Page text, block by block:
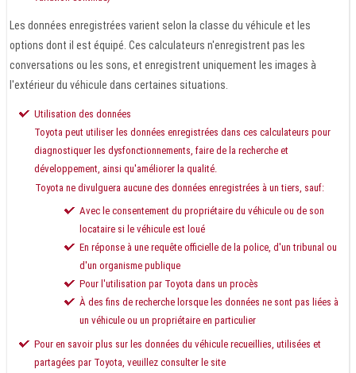
Les données enregistrées varient selon la classe du véhicule et les
options dont il est équipé. Ces calculateurs n'enregistrent pas les
conversations ou les sons, et enregistrent uniquement les images à
l'extérieur du véhicule dans certaines situations.
Utilisation des données
Toyota peut utiliser les données enregistrées dans ces calculateurs pour
diagnostiquer les dysfonctionnements, faire de la recherche et
développement, ainsi qu'améliorer la qualité.
Toyota ne divulguera aucune des données enregistrées à un tiers, sauf:
Avec le consentement du propriétaire du véhicule ou de son
locataire si le véhicule est loué
En réponse à une requête officielle de la police, d'un tribunal ou
d'un organisme publique
Pour l'utilisation par Toyota dans un procès
À des fins de recherche lorsque les données ne sont pas liées à
un véhicule ou un propriétaire en particulier
Pour en savoir plus sur les données du véhicule recueillies, utilisées et
partagées par Toyota, veuillez consulter le site